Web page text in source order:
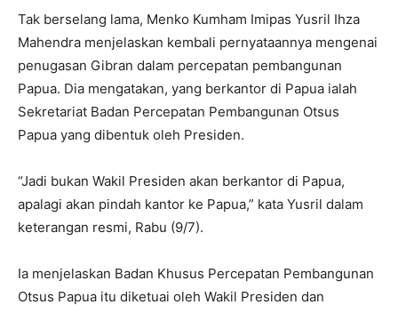
Tak berselang lama, Menko Kumham Imipas Yusril Ihza
Mahendra menjelaskan kembali pernyataannya mengenai
penugasan Gibran dalam percepatan pembangunan
Papua. Dia mengatakan, yang berkantor di Papua ialah
Sekretariat Badan Percepatan Pembangunan Otsus
Papua yang dibentuk oleh Presiden.
“Jadi bukan Wakil Presiden akan berkantor di Papua,
apalagi akan pindah kantor ke Papua,” kata Yusril dalam
keterangan resmi, Rabu (9/7).
Ia menjelaskan Badan Khusus Percepatan Pembangunan
Otsus Papua itu diketuai oleh Wakil Presiden dan